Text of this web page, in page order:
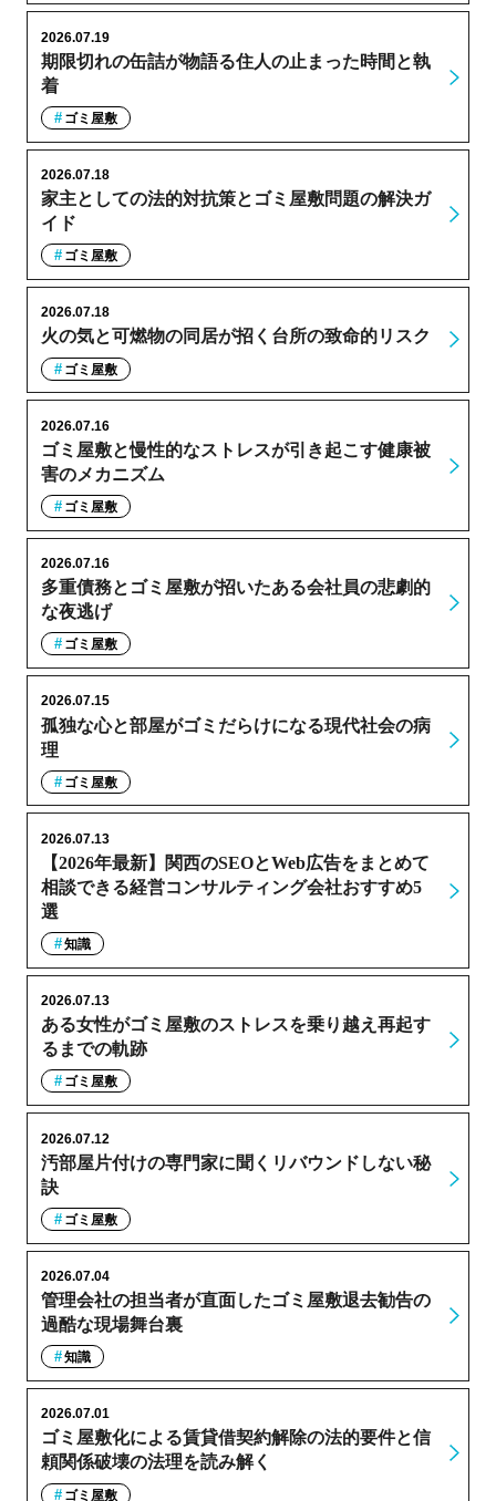
期限切れの缶詰が物語る住人の止まった時間と執
着
2026.07.19
ゴミ屋敷
家主としての法的対抗策とゴミ屋敷問題の解決ガ
イド
2026.07.18
ゴミ屋敷
火の気と可燃物の同居が招く台所の致命的リスク
2026.07.18
ゴミ屋敷
ゴミ屋敷と慢性的なストレスが引き起こす健康被
害のメカニズム
2026.07.16
ゴミ屋敷
多重債務とゴミ屋敷が招いたある会社員の悲劇的
な夜逃げ
2026.07.16
ゴミ屋敷
孤独な心と部屋がゴミだらけになる現代社会の病
理
2026.07.15
ゴミ屋敷
【2026年最新】関西のSEOとWeb広告をまとめて
相談できる経営コンサルティング会社おすすめ5
選
2026.07.13
知識
ある女性がゴミ屋敷のストレスを乗り越え再起す
るまでの軌跡
2026.07.13
ゴミ屋敷
汚部屋片付けの専門家に聞くリバウンドしない秘
訣
2026.07.12
ゴミ屋敷
管理会社の担当者が直面したゴミ屋敷退去勧告の
過酷な現場舞台裏
2026.07.04
知識
ゴミ屋敷化による賃貸借契約解除の法的要件と信
頼関係破壊の法理を読み解く
2026.07.01
ゴミ屋敷